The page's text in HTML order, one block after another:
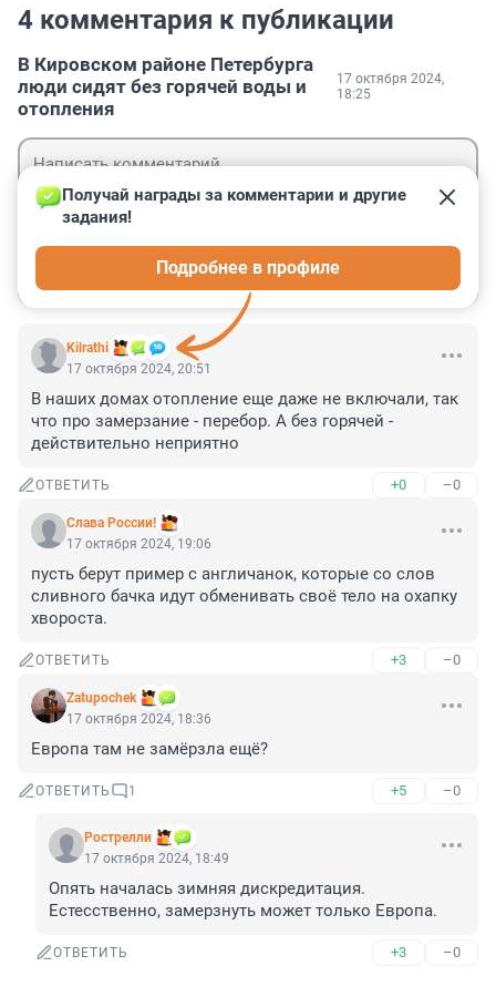
4 комментария к публикации
В Кировском районе Петербурга
люди сидят без горячей воды и
отопления
17 октября 2024,
18:25
Kilrathi
Получай награды за комментарии и другие
задания!
Подробнее в профиле
17 октября 2024, 20:51
В наших домах отопление еще даже не включали, так
что про замерзание - перебор. А без горячей -
действительно неприятно
ОТВЕТИТЬ +0 –0
Слава России!
17 октября 2024, 19:06
пусть берут пример с англичанок, которые со слов
сливного бачка идут обменивать своё тело на охапку
хвороста.
ОТВЕТИТЬ +3 –0
Zatupochek
17 октября 2024, 18:36
Европа там не замёрзла ещё?
ОТВЕТИТЬ 1 +5 –0
Рострелли
17 октября 2024, 18:49
Опять началась зимняя дискредитация.
Естесственно, замерзнуть может только Европа.
ОТВЕТИТЬ +3 –0